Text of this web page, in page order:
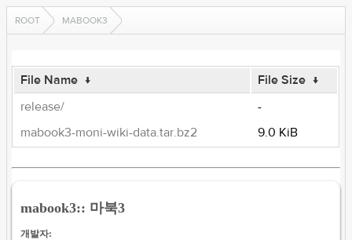
ROOT MABOOK3
File Name ↓ File Size ↓
release/
-
mabook3-moni-wiki-data.tar.bz2
9.0 KiB
mabook3:: 마북3
개발자: